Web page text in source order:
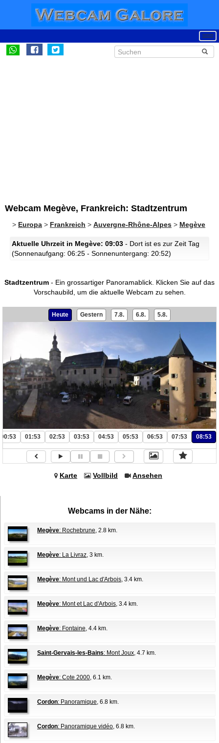
Webcam Megève, Frankreich: Stadtzentrum
> Europa > Frankreich > Auvergne-Rhône-Alpes > Megève
Aktuelle Uhrzeit in Megève: 09:03 - Dort ist es zur Zeit Tag
(Sonnenaufgang: 06:25 - Sonnenuntergang: 20:52)
Stadtzentrum - Ein grossartiger Panoramablick. Klicken Sie auf das
Vorschaubild, um die aktuelle Webcam zu sehen.
Heute Gestern 7.8. 6.8. 5.8.
00:53 01:53 02:53 03:53 04:53 05:53 06:53 07:53 08:53
Karte Vollbild Ansehen
Webcams in der Nähe:
Megève: Rochebrune, 2.8 km.
Megève: La Livraz, 3 km.
Megève: Mont und Lac d'Arbois, 3.4 km.
Megève: Mont et Lac d'Arbois, 3.4 km.
Megève: Fontaine, 4.4 km.
Saint-Gervais-les-Bains: Mont Joux, 4.7 km.
Megève: Cote 2000, 6.1 km.
Cordon: Panoramique, 6.8 km.
Cordon: Panoramique vidéo, 6.8 km.